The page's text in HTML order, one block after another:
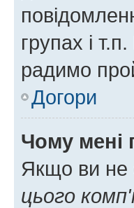
групах і
радимо
Догори
Чому мені
Якщо ви не
цього